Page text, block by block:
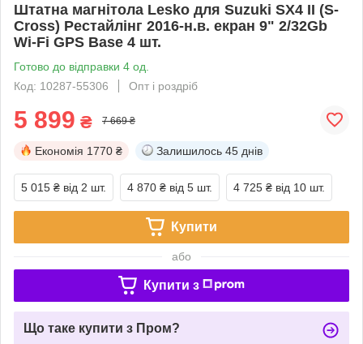
Штатна магнітола Lesko для Suzuki SX4 II (S-
Cross) Рестайлінг 2016-н.в. екран 9" 2/32Gb
Wi-Fi GPS Base 4 шт.
Готово до відправки 4 од.
Код: 10287-55306
Опт і роздріб
5 899 ₴ 7 669 ₴
Економія 1770 ₴ Залишилось 45 днів
5 015 ₴ від 2 шт. 4 870 ₴ від 5 шт. 4 725 ₴ від 10 шт.
Купити
або
Купити з
Що таке купити з Пром?